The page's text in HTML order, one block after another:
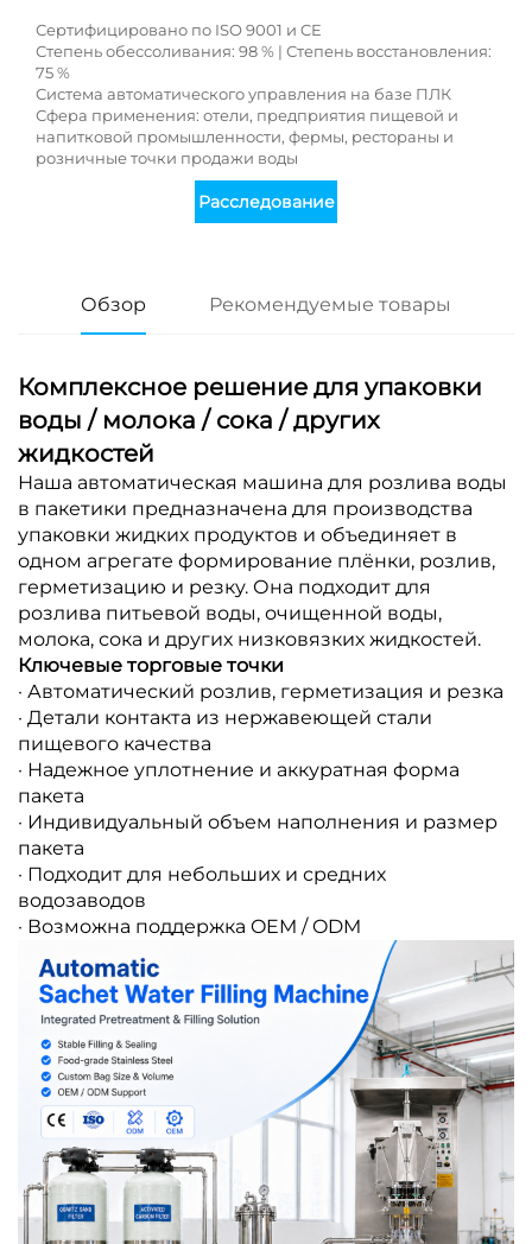
Сертифицировано по ISO 9001 и CE
Степень обессоливания: 98 % | Степень восстановления:
75 %
Система автоматического управления на базе ПЛК
Сфера применения: отели, предприятия пищевой и
напитковой промышленности, фермы, рестораны и
розничные точки продажи воды
Расследование
Обзор Рекомендуемые товары
Комплексное решение для упаковки
воды / молока / сока / других
жидкостей
Наша автоматическая машина для розлива воды
в пакетики предназначена для производства
упаковки жидких продуктов и объединяет в
одном агрегате формирование плёнки, розлив,
герметизацию и резку. Она подходит для
розлива питьевой воды, очищенной воды,
молока, сока и других низковязких жидкостей.
Ключевые торговые точки
· Автоматический розлив, герметизация и резка
· Детали контакта из нержавеющей стали
пищевого качества
· Надежное уплотнение и аккуратная форма
пакета
· Индивидуальный объем наполнения и размер
пакета
· Подходит для небольших и средних
водозаводов
· Возможна поддержка OEM / ODM